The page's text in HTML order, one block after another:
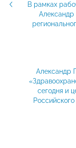
В рамках
Александр
Александр
сегодня и